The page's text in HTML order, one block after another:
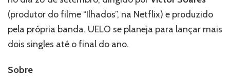
(produtor do filme “Ilhados”, na Netflix) e produzido
pela própria banda. UELO se planeja para lançar mais
dois singles até o final do ano.
Sobre